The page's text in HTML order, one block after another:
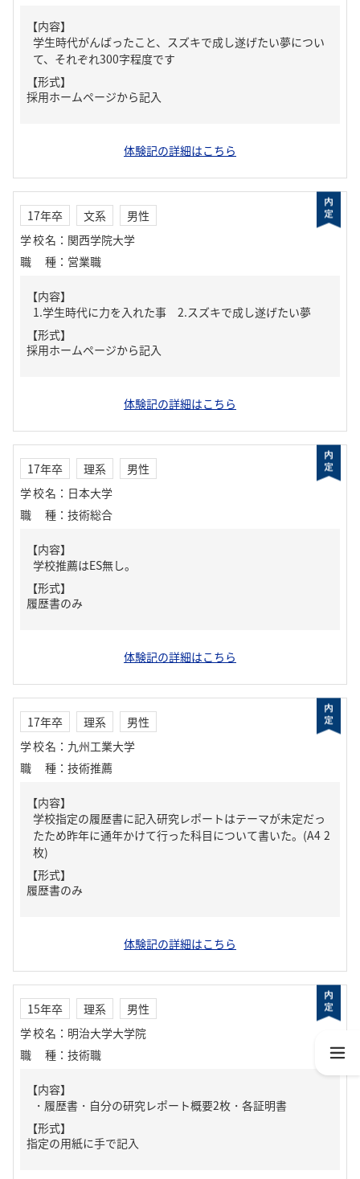
【内容】
学生時代がんばったこと、スズキで成し遂げたい夢につい
て、それぞれ300字程度です
【形式】
採用ホームページから記入
体験記の詳細はこちら
17年卒 文系
男性
学校名 ： 関西学院大学
職種 ： 営業職
【内容】
1.学生時代に力を入れた事 2.スズキで成し遂げたい夢
【形式】
採用ホームページから記入
体験記の詳細はこちら
17年卒 理系
男性
学校名 ： 日本大学
職種 ： 技術総合
【内容】
学校推薦はES無し。
【形式】
履歴書のみ
体験記の詳細はこちら
17年卒 理系
男性
学校名 ： 九州工業大学
職種 ： 技術推薦
【内容】
学校指定の履歴書に記入研究レポートはテーマが未定だっ
たため昨年に通年かけて行った科目について書いた。(A4 2
枚)
【形式】
履歴書のみ
体験記の詳細はこちら
15年卒 理系
男性
学校名 ： 明治大学大学院
職種 ： 技術職
【内容】
・履歴書・自分の研究レポート概要2枚・各証明書
【形式】
指定の用紙に手で記入